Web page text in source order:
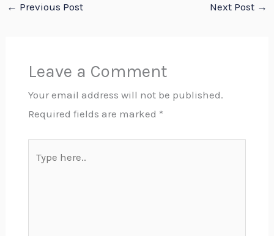
← Previous Post Next Post →
Leave a Comment
Your email address will not be published.
Required fields are marked *
here..